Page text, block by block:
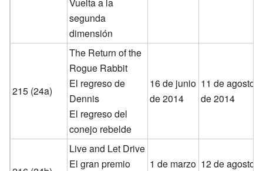
segunda
dimensión
215 (24a)
The Return of the
Rogue Rabbit
El regreso de
Dennis
El regreso del
conejo rebelde
16 de junio
de 2014
11 de agosto
de 2014
Live and Let Drive
El gran premio
1 de marzo 12 de agosto